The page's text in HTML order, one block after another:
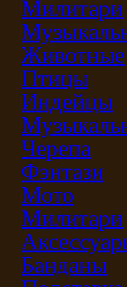
Милитари
Животные
Птицы
Индейцы
Черепа
Фэнтази
Мото
Милитари
Банданы